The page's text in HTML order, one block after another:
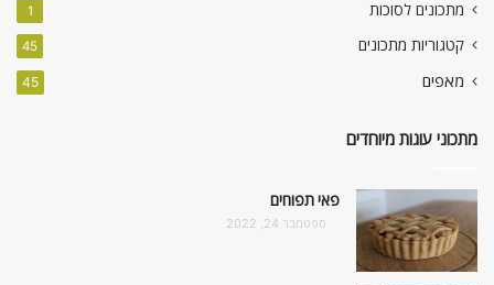
מתכונים לסוכות 1
קטגוריות מתכונים 45
מאפים 45
מתכוני עוגות מיוחדים
פאי תפוחים
ספטמבר 24, 2022